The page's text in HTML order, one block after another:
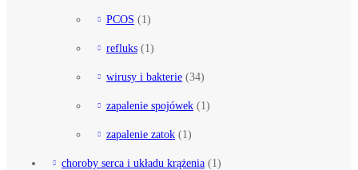
PCOS (1)
refluks (1)
wirusy i bakterie (34)
zapalenie spojówek (1)
zapalenie zatok (1)
choroby serca i układu krążenia (1)